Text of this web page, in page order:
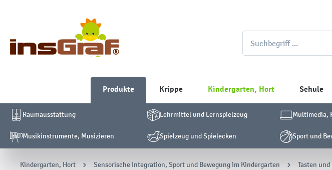
Produkte Krippe Kindergarten, Hort Schule
Raumausstattung Lehrmittel und Lernspielzeug Multimedia,
Musikinstrumente, Musizieren Spielzeug und Spielecken Sport und
Kindergarten, Hort Sensorische Integration, Sport und Bewegung im Kindergarten Tasten